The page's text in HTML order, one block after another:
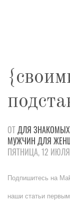
ОТДЛЯ ЗНАКОМЫХ
МУЖЧИН ДЛЯ
ПЯТНИЦА, 12
Подпишитесь на
наши статьи